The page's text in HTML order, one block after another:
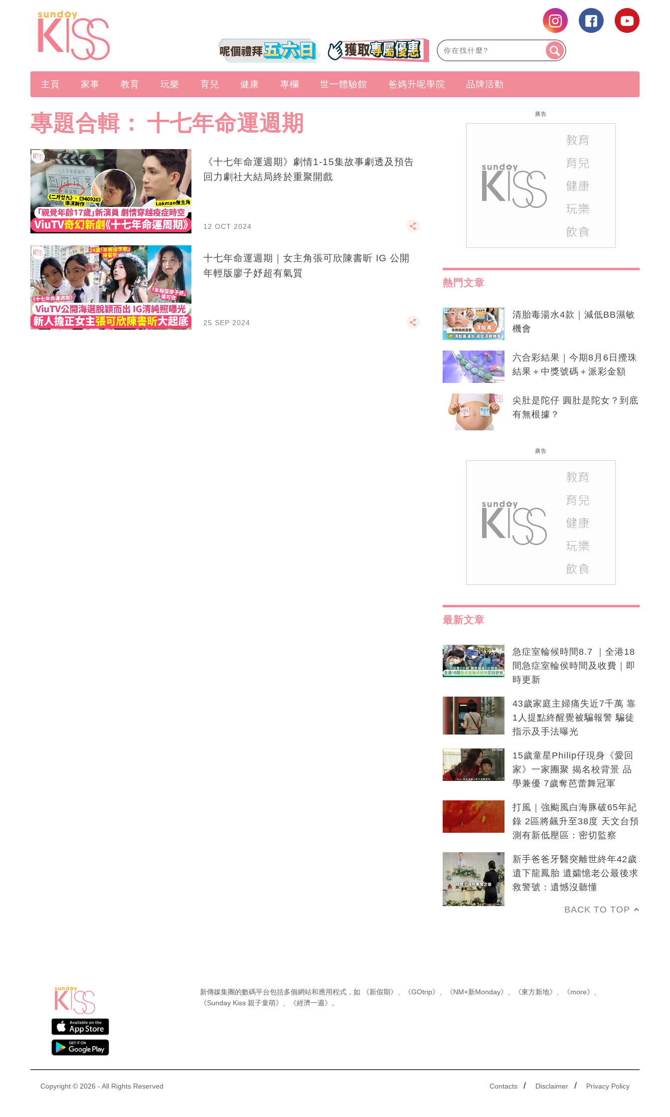
主頁 家事 教育 玩樂 育兒 健康 專欄 世一體驗館 爸媽升呢學院 品牌活動
專題合輯： 十七年命運週期
《十七年命運週期》劇情1-15集故事劇透及預告
回力劇社大結局終於重聚開戲
12 OCT 2024
十七年命運週期｜女主角張可欣陳書昕 IG 公開
年輕版廖子妤超有氣質
25 SEP 2024
廣告
熱門文章
清胎毒湯水4款｜減低BB濕敏
機會
六合彩結果｜今期8月6日攪珠
結果＋中獎號碼＋派彩金額
尖肚是陀仔 圓肚是陀女？到底
有無根據？
廣告
最新文章
急症室輪候時間8.7 ｜全港18
間急症室輪侯時間及收費｜即
時更新
43歲家庭主婦痛失近7千萬 靠
1人提點終醒覺被騙報警 騙徒
指示及手法曝光
15歲童星Philip仔現身《愛回
家》一家團聚 揭名校背景 品
學兼優 7歲奪芭蕾舞冠軍
打風｜強颱風白海豚破65年紀
錄 2區將飆升至38度 天文台預
測有新低壓區：密切監察
新手爸爸牙醫突離世終年42歲
遺下龍鳳胎 遺孀憶老公最後求
救警號：遺憾沒聽懂
BACK TO TOP
新傳媒集團的數碼平台包括多個網站和應用程式，如 《新假期》 《GOtrip》 《NM+新Monday》 《東方新地》 《more》
《Sunday Kiss 親子童萌》
《經濟一週》 。
Contacts / Disclaimer / Privacy Policy
Copyright © 2026 - All Rights Reserved